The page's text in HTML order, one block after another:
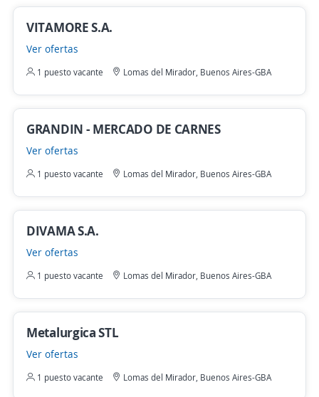
VITAMORE S.A.
Ver ofertas
1 puesto vacante Lomas del Mirador, Buenos Aires-GBA
GRANDIN - MERCADO DE CARNES
Ver ofertas
1 puesto vacante Lomas del Mirador, Buenos Aires-GBA
DIVAMA S.A.
Ver ofertas
1 puesto vacante Lomas del Mirador, Buenos Aires-GBA
Metalurgica STL
Ver ofertas
1 puesto vacante Lomas del Mirador, Buenos Aires-GBA